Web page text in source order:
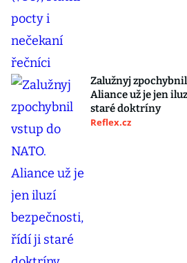
Zalužnyj
Aliance už je jen
staré doktríny
Reflex.cz